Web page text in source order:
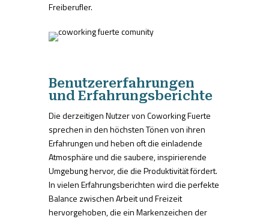
Freiberufler.
Benutzererfahrungen
und Erfahrungsberichte
Die derzeitigen Nutzer von Coworking Fuerte
sprechen in den höchsten Tönen von ihren
Erfahrungen und heben oft die einladende
Atmosphäre und die saubere, inspirierende
Umgebung hervor, die die Produktivität fördert.
In vielen Erfahrungsberichten wird die perfekte
Balance zwischen Arbeit und Freizeit
hervorgehoben, die ein Markenzeichen der